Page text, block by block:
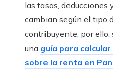
las tasas, deducciones
cambian según el tipo
contribuyente; por ello,
una guía para
sobre la renta en